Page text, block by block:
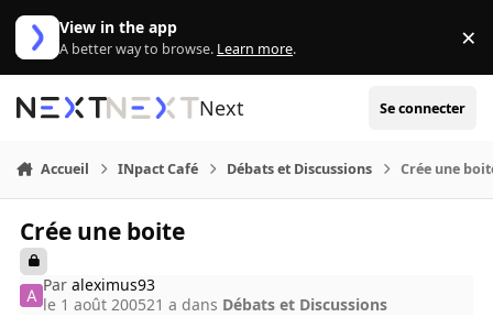
Aller au contenu
View in the app
A better way to browse. Learn more. ×
Next Se connecter
Accueil INpact Café Débats et Discussions Crée une
Crée une boite
Paraleximus93
le 1 août 200521 a dans Débats et Discussions